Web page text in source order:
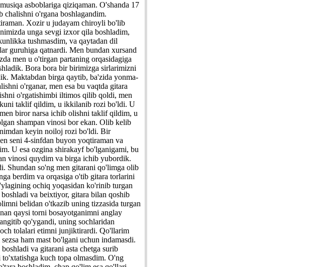
asboblariga qiziqaman. O'shanda 17
o'rgana boshlagandim.
Xozir u judayam chiroyli bo'lib
unga sevgi izxor qila boshladim,
tushmasdim, va qaytadan dil
guruhiga qatnardi. Men bundan xursand
men u o'tirgan partaning orqasidagiga
Bora bora bir birimizga sirlarimizni
Maktabdan birga qaytib, ba'zida yonma-
o'rganar, men esa bu vaqtda gitara
o'rgatishimbi iltimos qilib qoldi, men
taklif qildim, u ikkilanib rozi bo'ldi. U
biror narsa ichib olishni taklif qildim, u
shampan vinosi bor ekan. Olib kelib
keyin noiloj rozi bo'ldi. Bir
seni 4-sinfdan buyon yoqtiraman va
U esa ozgina shirakayf bo'lganigami, bu
vinosi quydim va birga ichib yubordik.
Shundan so'ng men gitarani qo'limga olib
berdim va orqasiga o'tib gitara torlarini
ochiq yoqasidan ko'rinib turgan
va beixtiyor, gitara bilan qoshib
belidan o'tkazib uning tizzasida turgan
qaysi torni bosayotganimni anglay
qo'ygandi, uning sochlaridan
tolalari etimni junjiktirardi. Qo'llarim
ham mast bo'lgani uchun indamasdi.
va gitarani asta chetga surib
kuch topa olmasdim. O'ng